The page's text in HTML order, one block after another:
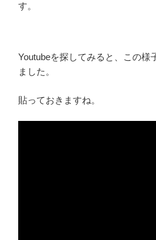
す。
Youtubeを探してみると、この様
ました。
貼っておきますね。